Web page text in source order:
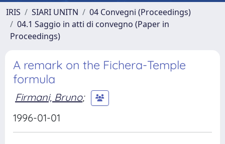
IRIS SIARI UNITN
04 Convegni (Proceedings)
04.1 Saggio in atti di convegno (Paper in
Proceedings)
A remark on the Fichera-Temple
formula
Firmani, Bruno;
1996-01-01